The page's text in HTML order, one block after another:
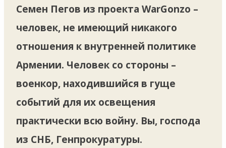
Семен Пегов из проекта WarGonzo –
человек, не имеющий никакого
отношения к внутренней политике
Армении. Человек со стороны –
военкор, находившийся в гуще
событий для их освещения
практически всю войну. Вы, господа
из СНБ, Генпрокуратуры.